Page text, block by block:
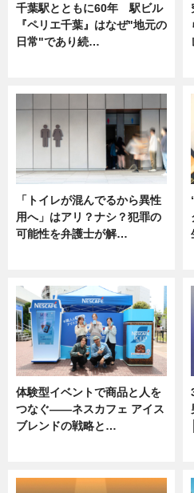
千葉駅とともに60年 駅ビル
『ペリエ千葉』はなぜ"地元の
日常"であり続…
「トイレが混んでるから異性
用へ」はアリ？ナシ？犯罪の
可能性を弁護士が解…
体験型イベントで商品と人を
つなぐ――ネスカフェ アイス
ブレンドの戦略と…